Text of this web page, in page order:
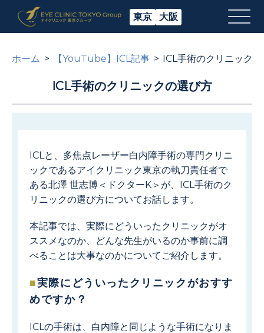
東京 大阪
ホーム 【YouTube】ICL記事 ICL手術のクリニック
ICL手術のクリニックの選び方
ICLと、多焦点レーザー白内障手術の専門クリニ
ックであるアイクリニック東京の執刀責任者で
ある北澤 世志博＜ドクターK＞が、ICL手術のク
リニックの選び方についてお話します。
本記事では、実際にどういったクリニックがオ
ススメなのか、どんな先生がいるのか事前に調
べることは大事なのかについてご紹介します。
実際にどういったクリニックがおすす
めですか？
ICLの手術は、白内障と同じような手術になりま